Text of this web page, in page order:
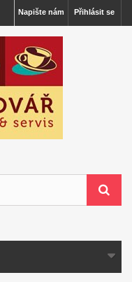
Přihlásit se
Napište nám